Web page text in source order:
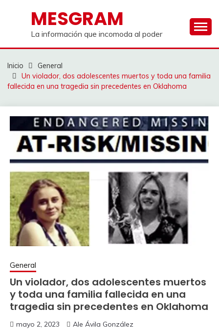
contenidoMESGRAM
La información que incomoda al poder
Inicio
General
Un violador, dos adolescentes muertos y toda una familia
fallecida en una tragedia sin precedentes en Oklahoma
General
Un violador, dos adolescentes muertos
y toda una familia fallecida en una
tragedia sin precedentes en Oklahoma
mayo 2, 2023 Ale Ávila González